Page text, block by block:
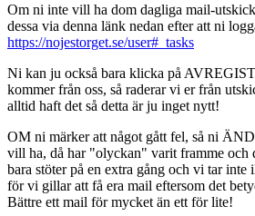
Om ni inte vill ha dom dagliga mail-
dessa via denna länk nedan efter att ni
https://nojestorget.se/user#_tasks
Ni kan ju också bara klicka på
kommer från oss, så raderar vi er från
alltid haft det så detta är ju inget nytt!
OM ni märker att något gått fel, så ni
vill ha, då har "olyckan" varit framme och
bara stöter på en extra gång och vi tar inte
för vi gillar att få era mail eftersom det
Bättre ett mail för mycket än ett för lite!